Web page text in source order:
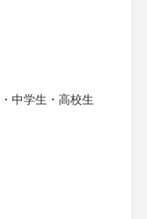
中学生・高校生